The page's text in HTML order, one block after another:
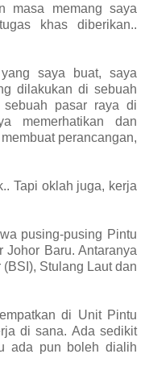
masa memang saya
khas diberikan..
saya buat, saya
dilakukan di sebuah
sebuah pasar raya di
memerhatikan dan
perancangan,
Tapi oklah juga, kerja
pusing-pusing Pintu
Johor Baru. Antaranya
Stulang Laut dan
di Unit Pintu
di sana. Ada sedikit
ada pun boleh dialih